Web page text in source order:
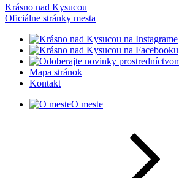
Krásno nad Kysucou
Oficiálne stránky mesta
Mapa stránok
Kontakt
O meste